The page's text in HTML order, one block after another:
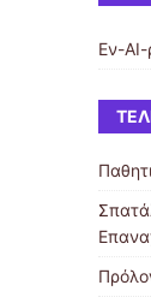
Εν-ΑΙ-